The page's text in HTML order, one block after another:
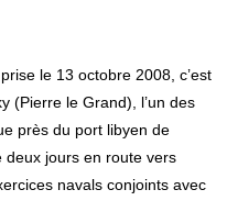
le 13 octobre 2008, c’est
(Pierre le Grand), l’un des
près du port libyen de
deux jours en route vers
navals conjoints avec